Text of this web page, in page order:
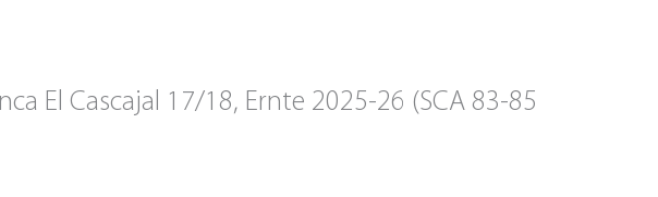
El Cascajal 17/18, Ernte 2025-26 (SCA 83-85